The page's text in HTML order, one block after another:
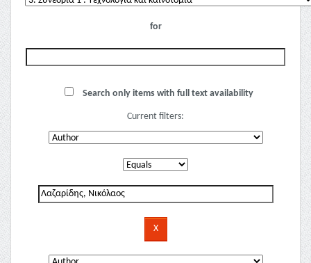
for
Search only items with full text availability
Current filters: